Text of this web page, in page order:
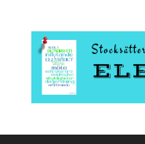
innehåll